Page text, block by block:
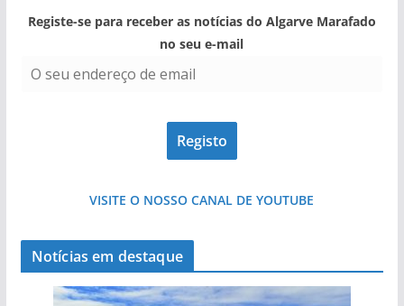
Registe-se para receber as notícias do Algarve Marafado
no seu e-mail
VISITE O NOSSO CANAL DE YOUTUBE
Notícias em destaque